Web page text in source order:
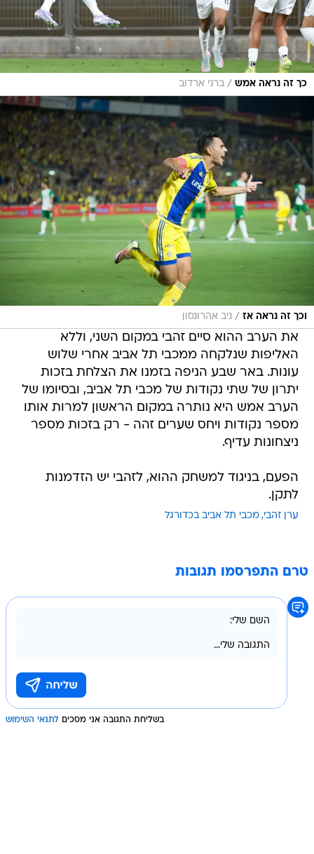
כך זה נראה אמש / ברני ארדוב
וכך זה נראה אז / ניב אהרונסון
את הערב ההוא סיים זהבי במקום השני, וללא
האליפות שנלקחה ממכבי תל אביב אחרי שלוש
עונות. באר שבע הניפה בזמנו את הצלחת בזכות
יתרון של שתי נקודות של מכבי תל אביב, ובסיומו של
הערב אמש היא נותרה במקום הראשון למרות אותו
מספר נקודות ויחס שערים זהה - רק בזכות מספר
ניצחונות עדיף.
הפעם, בניגוד למשחק ההוא, לזהבי יש הזדמנות
לתקן.
ערן זהבי מכבי תל אביב בכדורגל
טרם התפרסמו תגובות
בשליחת התגובה אני מסכים לתנאי השימוש